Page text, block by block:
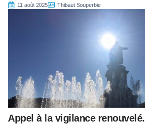
11 août 2025 Thibaut Souperbie
Appel à la vigilance renouvelé.